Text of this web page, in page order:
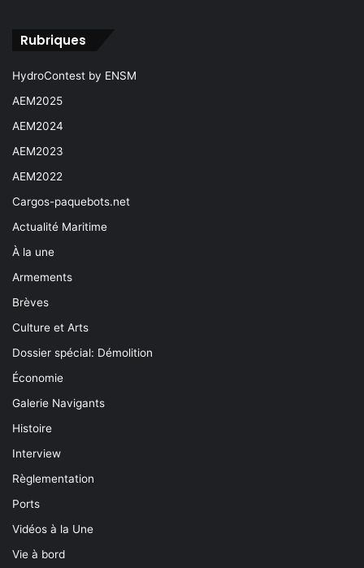
Rubriques
HydroContest by ENSM
AEM2025
AEM2024
AEM2023
AEM2022
Cargos-paquebots.net
Actualité Maritime
À la une
Armements
Brèves
Culture et Arts
Dossier spécial: Démolition
Économie
Galerie Navigants
Histoire
Interview
Règlementation
Ports
Vidéos à la Une
Vie à bord